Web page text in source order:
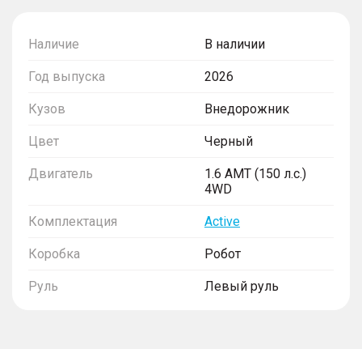
Наличие В наличии
Год выпуска 2026
Кузов Внедорожник
Цвет Черный
Двигатель
1.6 AMT (150 л.с.)
4WD
Комплектация Active
Коробка Робот
Руль Левый руль